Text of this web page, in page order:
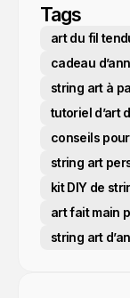
Tags
art du fil
cadeau
string art à
tutoriel d’art
conseils
string art
kit DIY de
art fait main
string art